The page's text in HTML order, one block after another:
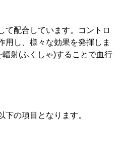
て配合しています。コントロ
用し、様々な効果を発揮しま
射(ふくしゃ)することで血行
の項目となります。